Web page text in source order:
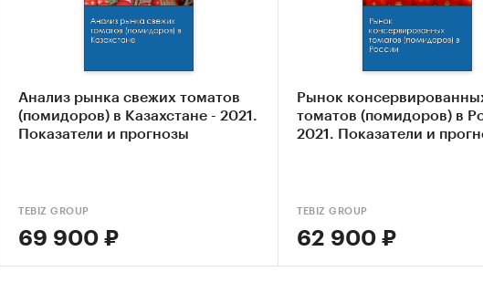
Оценка текущих тенденций и перспектив развития
Составление прогноза развития рынка до 2030 г.
Основные блоки исследования:
Экономические характеристики рынка
Влияние макросреды
Оценка степени конкуренции
Анализ рынка свежих томатов
(помидоров) в Казахстане - 2021.
Показатели и прогнозы
TEBIZ GROUP
69 900 ₽
Рынок
томатов (помидоров) в
2021. Показатели и
TEBIZ GROUP
62 900 ₽